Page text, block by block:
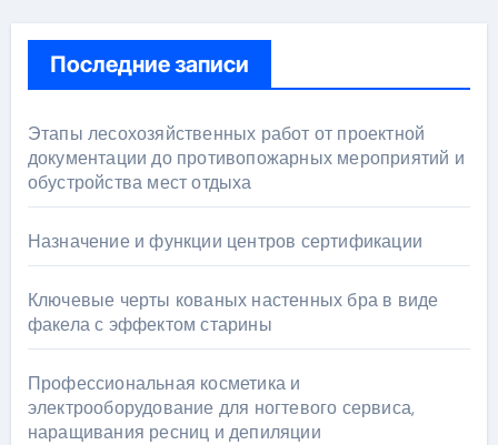
Последние записи
Этапы лесохозяйственных работ от проектной
документации до противопожарных мероприятий и
обустройства мест отдыха
Назначение и функции центров сертификации
Ключевые черты кованых настенных бра в виде
факела с эффектом старины
Профессиональная косметика и
электрооборудование для ногтевого сервиса,
наращивания ресниц и депиляции